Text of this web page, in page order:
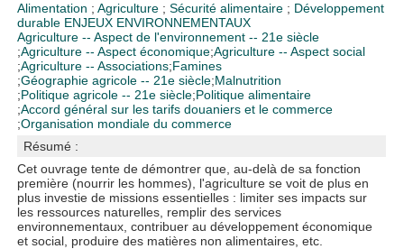
Alimentation ;Agriculture ;Sécurité alimentaire ; Développement
durable ENJEUX ENVIRONNEMENTAUX
Agriculture -- Aspect de l'environnement -- 21e siècle
;Agriculture -- Aspect économique;Agriculture -- Aspect social
;Agriculture -- Associations;Famines
;Géographie agricole -- 21e siècle;Malnutrition
;Politique agricole -- 21e siècle;Politique alimentaire
;Accord général sur les tarifs douaniers et le commerce
;Organisation mondiale du commerce
Résumé :
Cet ouvrage tente de démontrer que, au-delà de sa fonction
première (nourrir les hommes), l'agriculture se voit de plus en
plus investie de missions essentielles : limiter ses impacts sur
les ressources naturelles, remplir des services
environnementaux, contribuer au développement économique
et social, produire des matières non alimentaires, etc.